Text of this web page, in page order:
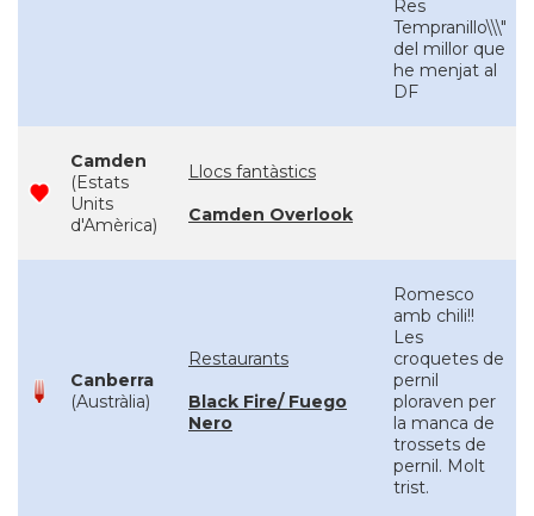
Res
Tempranillo\\\"
del millor que
he menjat al
DF
Camden
(Estats
Units
d'Amèrica)
Llocs fantàstics
Camden Overlook
Canberra
(Austràlia)
Restaurants
Black Fire/ Fuego
Nero
Romesco
amb chili!!
Les
croquetes de
pernil
ploraven per
la manca de
trossets de
pernil. Molt
trist.